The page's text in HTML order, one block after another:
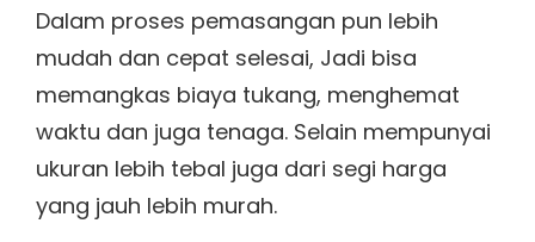
Dalam proses pemasangan pun lebih
mudah dan cepat selesai, Jadi bisa
memangkas biaya tukang, menghemat
waktu dan juga tenaga. Selain mempunyai
ukuran lebih tebal juga dari segi harga
yang jauh lebih murah.